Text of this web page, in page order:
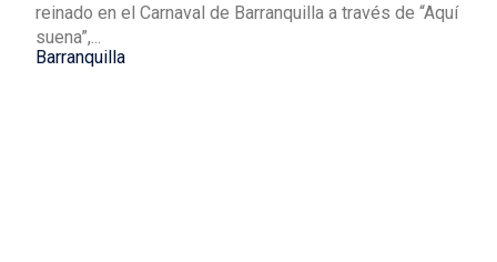
reinado en el Carnaval de Barranquilla a través de “Aquí
suena”,...
Barranquilla